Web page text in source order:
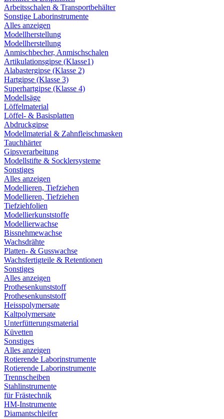
Arbeitsschalen & Transportbehälter
Sonstige Laborinstrumente
Alles anzeigen
Modellherstellung
Modellherstellung
Anmischbecher, Anmischschalen
Artikulationsgipse (Klasse1)
Alabastergipse (Klasse 2)
Hartgipse (Klasse 3)
Superhartgipse (Klasse 4)
Modellsäge
Löffelmaterial
Löffel- & Basisplatten
Abdruckgipse
Modellmaterial & Zahnfleischmasken
Tauchhärter
Gipsverarbeitung
Modellstifte & Socklersysteme
Sonstiges
Alles anzeigen
Modellieren, Tiefziehen
Modellieren, Tiefziehen
Tiefziehfolien
Modellierkunststoffe
Modellierwachse
Bissnehmewachse
Wachsdrähte
Platten- & Gusswachse
Wachsfertigteile & Retentionen
Sonstiges
Alles anzeigen
Prothesenkunststoff
Prothesenkunststoff
Heisspolymersate
Kaltpolymersate
Unterfütterungsmaterial
Küvetten
Sonstiges
Alles anzeigen
Rotierende Laborinstrumente
Rotierende Laborinstrumente
Trennscheiben
Stahlinstrumente
für Frästechnik
HM-Instrumente
Diamantschleifer